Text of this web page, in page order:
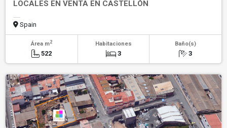
LOCALES EN VENTA EN CASTELLÓN
Spain
Área m2
522
Habitaciones
3
Baño(s)
3